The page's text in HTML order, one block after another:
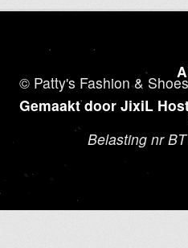
© Patty's Fashion &
Gemaakt door JixiL
Belasting nr